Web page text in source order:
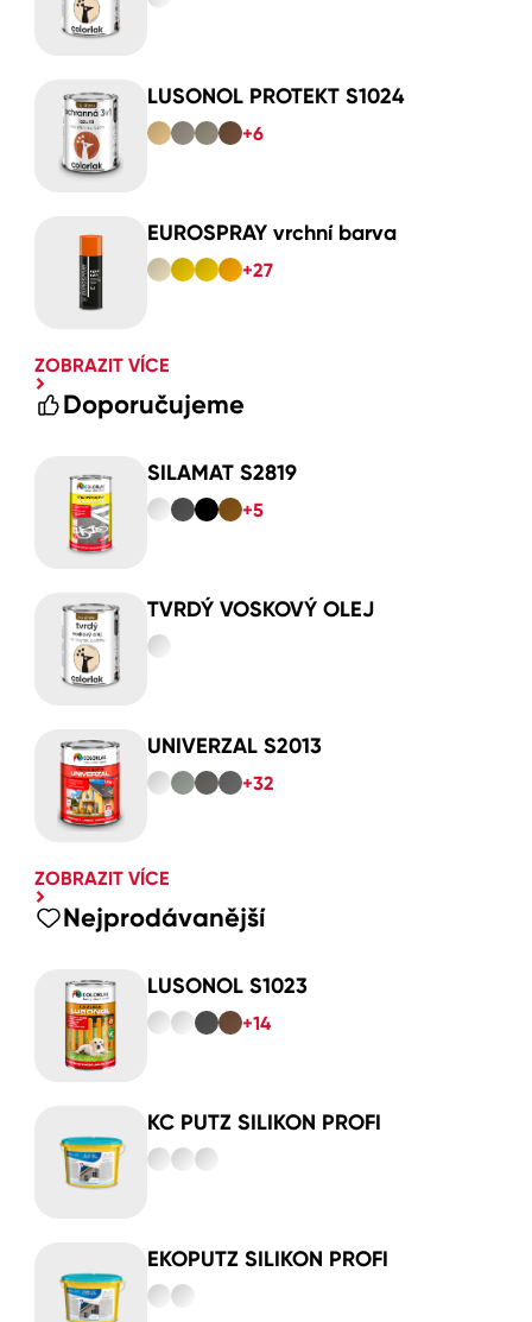
LUSONOL PROTEKT S1024
+6
EUROSPRAY vrchní barva
+27
ZOBRAZIT VÍCE
Doporučujeme
SILAMAT S2819
+5
TVRDÝ VOSKOVÝ OLEJ
UNIVERZAL S2013
+32
ZOBRAZIT VÍCE
Nejprodávanější
LUSONOL S1023
+14
KC PUTZ SILIKON PROFI
EKOPUTZ SILIKON PROFI